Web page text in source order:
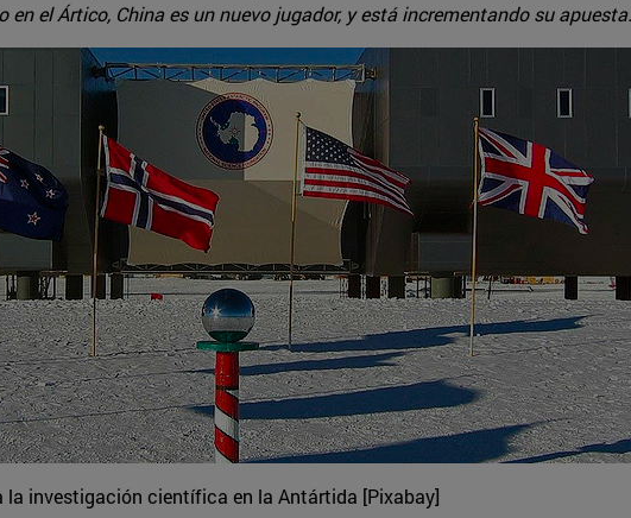
el Ártico, China es un nuevo jugador, y está incrementando su apuesta.
investigación científica en la Antártida [Pixabay]